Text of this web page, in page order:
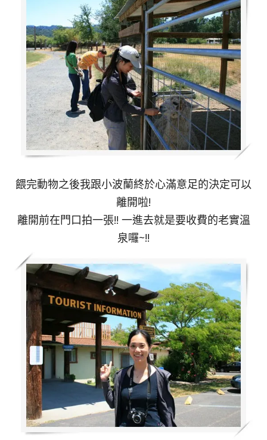
餵完動物之後我跟小波蘭終於心滿意足的決定可以
離開啦!
離開前在門口拍一張!! 一進去就是要收費的老實溫
泉囉~!!